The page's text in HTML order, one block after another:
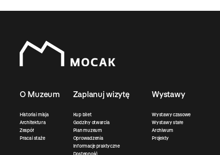
O Muzeum
Historia i misja
Architektura
Zespół
Praca i staże
Zaplanuj wizytę
Kup bilet
Godziny otwarcia
Plan muzeum
Oprowadzenia
Informacje praktyczne
Dostępność
Wystawy
Wystawy czasowe
Wystawy stałe
Archiwum
Projekty